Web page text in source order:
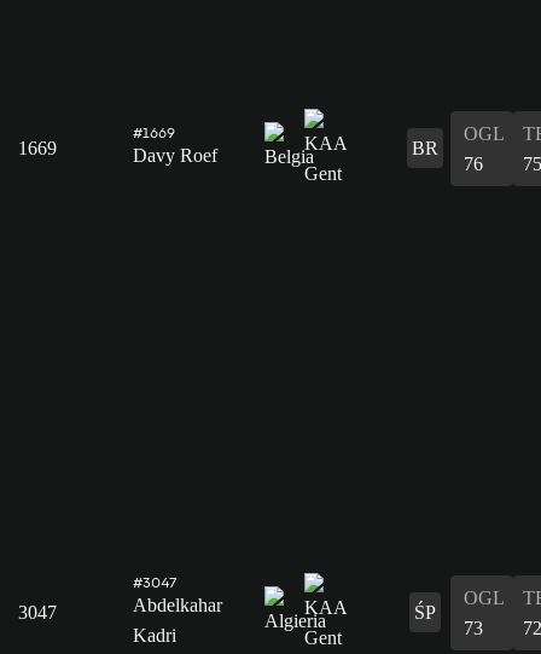
1669
#1669
Davy Roef BR
OGL
76
75
3047
#3047
Abdelkahar
Kadri
ŚP
OGL
73
72